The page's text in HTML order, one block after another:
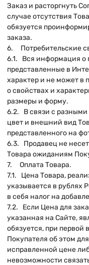
Заказ и расторгнуть
случае отсутствия
обязуется
заказа.
6. Потребительские
6.1. Вся информация о
представленные в
характер и не может в
о свойствах и
размеры и форму.
6.2. В связи с
цвет и внешний вид
представленного на
6.3. Продавец не несет
Товара ожиданиям
7. Оплата Товара.
7.1. Цена Товара,
указывается в рублях
в себя налог на
7.2. Если Цена для
указанная на Сайте,
обязуется, при
Покупателя об этом
исправленной цене
невозможности